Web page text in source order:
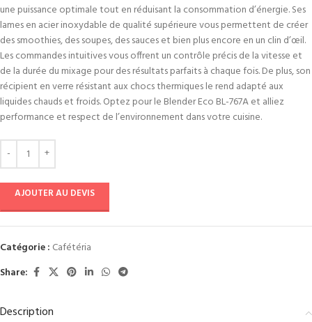
une puissance optimale tout en réduisant la consommation d’énergie. Ses
lames en acier inoxydable de qualité supérieure vous permettent de créer
des smoothies, des soupes, des sauces et bien plus encore en un clin d’œil.
Les commandes intuitives vous offrent un contrôle précis de la vitesse et
de la durée du mixage pour des résultats parfaits à chaque fois. De plus, son
récipient en verre résistant aux chocs thermiques le rend adapté aux
liquides chauds et froids. Optez pour le Blender Eco BL-767A et alliez
performance et respect de l’environnement dans votre cuisine.
AJOUTER AU DEVIS
Catégorie : Cafétéria
Share:
Description